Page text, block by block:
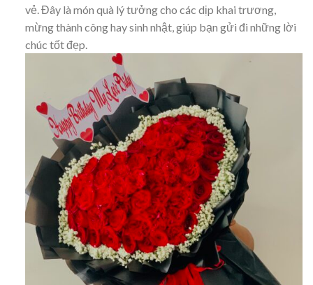
vẻ. Đây là món quà lý tưởng cho các dịp khai trương,
mừng thành công hay sinh nhật, giúp bạn gửi đi những lời
chúc tốt đẹp.